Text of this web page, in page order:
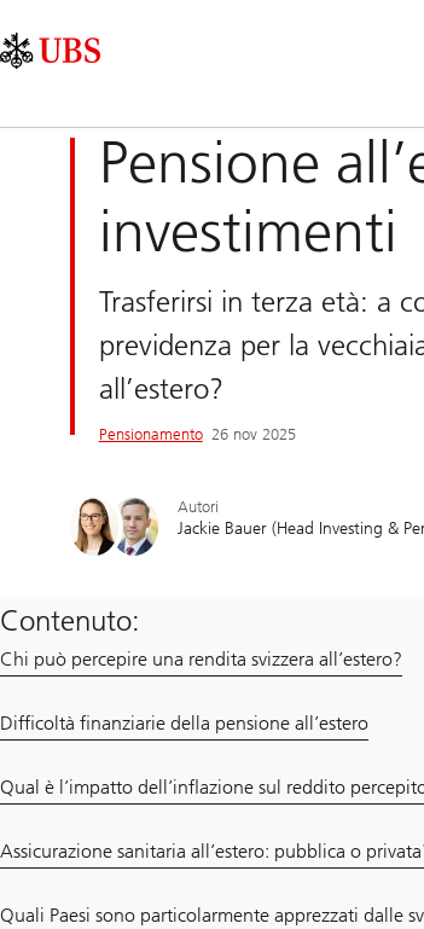
Area
principale
Pensione
investimenti
Trasferirsi in terza età: a
previdenza per la
all’estero?
Pensionamento 26 nov 2025
Autori
Jackie Bauer (Head Investing &
Contenuto:
Chi può percepire una rendita svizzera all’estero?
Difficoltà finanziarie della pensione all’estero
Qual è l’impatto dell’inflazione sul reddito
Assicurazione sanitaria all’estero: pubblica o
Quali Paesi sono particolarmente apprezzati dalle